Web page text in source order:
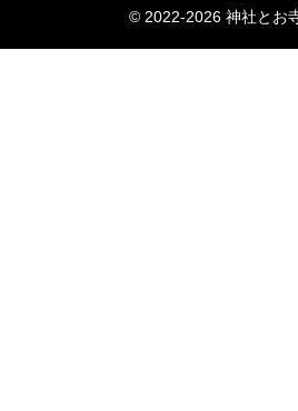
© 2022-2026 神社とお